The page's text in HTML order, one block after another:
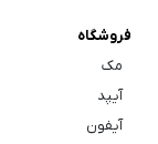
فروشگاه
مک
آیپد
آیفون